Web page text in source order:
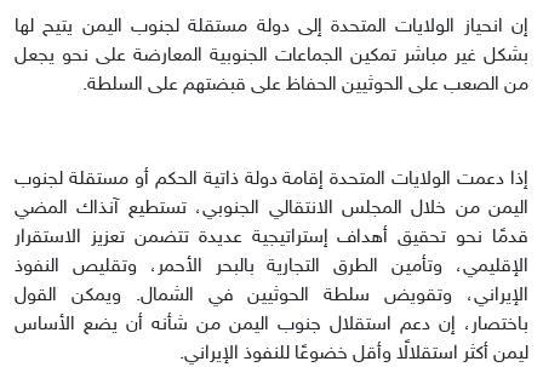
إن انحياز الولايات المتحدة إلى دولة مستقلة لجنوب اليمن يتيح لها
بشكل غير مباشر تمكين الجماعات الجنوبية المعارضة على نحو يجعل
من الصعب على الحوثيين الحفاظ على قبضتهم على السلطة.
إذا دعمت الولايات المتحدة إقامة دولة ذاتية الحكم أو مستقلة لجنوب
اليمن من خلال المجلس الانتقالي الجنوبي، تستطيع آنذاك المضي
قدمًا نحو تحقيق أهداف إستراتيجية عديدة تتضمن تعزيز الاستقرار
الإقليمي، وتأمين الطرق التجارية بالبحر الأحمر، وتقليص النفوذ
الإيراني، وتقويض سلطة الحوثيين في الشمال. ويمكن القول
باختصار، إن دعم استقلال جنوب اليمن من شأنه أن يضع الأساس
ليمن أكثر استقلالًا وأقل خضوعًا للنفوذ الإيراني.